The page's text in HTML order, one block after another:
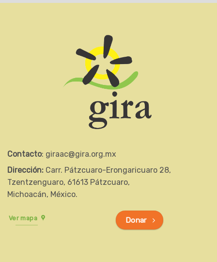
Contacto: giraac@gira.org.mx
Dirección: Carr. Pátzcuaro-Erongaricuaro 28,
Tzentzenguaro, 61613 Pátzcuaro,
Michoacán, México.
Ver mapa Donar